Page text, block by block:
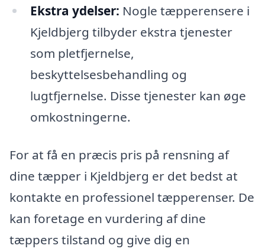
Ekstra ydelser: Nogle tæpperensere i
Kjeldbjerg tilbyder ekstra tjenester
som pletfjernelse,
beskyttelsesbehandling og
lugtfjernelse. Disse tjenester kan øge
omkostningerne.
For at få en præcis pris på rensning af
dine tæpper i Kjeldbjerg er det bedst at
kontakte en professionel tæpperenser. De
kan foretage en vurdering af dine
tæppers tilstand og give dig en